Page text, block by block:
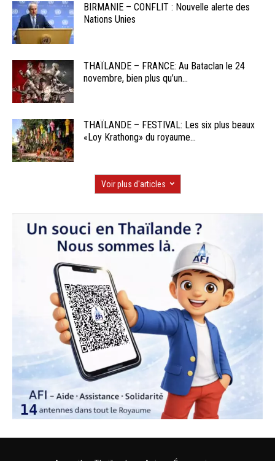
BIRMANIE – CONFLIT : Nouvelle alerte des
Nations Unies
THAÏLANDE – FRANCE: Au Bataclan le 24
novembre, bien plus qu’un...
THAÏLANDE – FESTIVAL: Les six plus beaux
«Loy Krathong» du royaume...
Voir plus d'articles